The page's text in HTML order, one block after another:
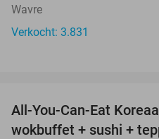
Wavre
Verkocht: 3.831
All-You-Can-Eat
wokbuffet + sushi +